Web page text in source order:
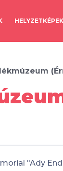
HELYZETKÉPEK
"Ady